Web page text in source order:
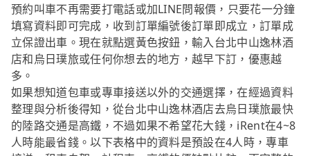
預約叫車不再需要打電話或加LINE問報價，只要花一分鐘
填寫資料即可完成，收到訂單編號後訂單即成立，訂單成
立保證出車。現在就點選黃色按鈕，輸入台北中山逸林酒
店和烏日璞旅或任何你想去的地方，越早下訂，優惠越
多。
如果想知道包車或專車接送以外的交通選擇，在經過資料
整理與分析後得知，從台北中山逸林酒店去烏日璞旅最快
的陸路交通是高鐵，不過如果不希望花大錢，iRent在4~8
人時能最省錢。以下表格中的資料是預設在4人時，專車